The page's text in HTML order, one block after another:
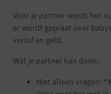
Voor je partner wordt het
er wordt gepraat over
verlof en geld.
Wat je partner kan doen:
Niet alleen vragen: